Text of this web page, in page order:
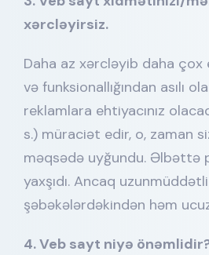
xərcləyirsiz.
Daha az xərcləyib daha
və funksionallığından
reklamlara ehtiyacınız
s.) müraciət edir, o, zaman
məqsədə uyğundu. Əlbəttə
yaxşıdı. Ancaq
şəbəkələrdəkindən həm
4. Veb sayt niyə